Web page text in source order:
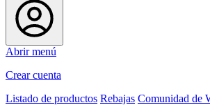
Abrir menú
Crear cuenta
Listado de productos Rebajas Comunidad de